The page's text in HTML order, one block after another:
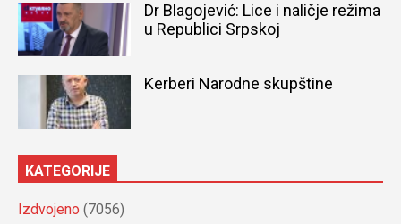
Dr Blagojević: Lice i naličje režima
u Republici Srpskoj
Kerberi Narodne skupštine
KATEGORIJE
Izdvojeno (7056)